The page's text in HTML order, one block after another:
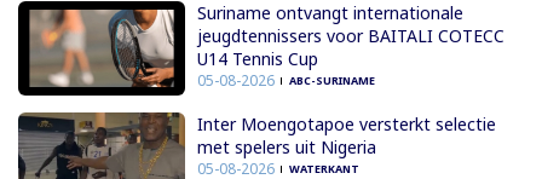
Suriname ontvangt internationale
jeugdtennissers voor BAITALI COTECC
U14 Tennis Cup
05-08-2026 ABC-SURINAME
Inter Moengotapoe versterkt selectie
met spelers uit Nigeria
05-08-2026 WATERKANT